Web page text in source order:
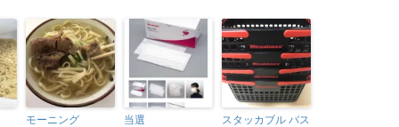
モーニング 当選
スタッカブル バス